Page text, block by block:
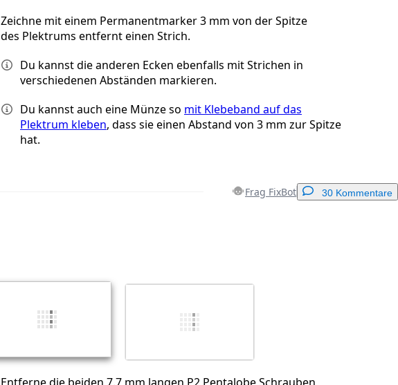
Zeichne mit einem Permanentmarker 3 mm von der Spitze
des Plektrums entfernt einen Strich.
Du kannst die anderen Ecken ebenfalls mit Strichen in
verschiedenen Abständen markieren.
Du kannst auch eine Münze so mit Klebeband auf das
Plektrum kleben, dass sie einen Abstand von 3 mm zur Spitze
hat.
Frag FixBot 30 Kommentare
Entferne die beiden 7,7 mm langen P2 Pentalobe Schrauben